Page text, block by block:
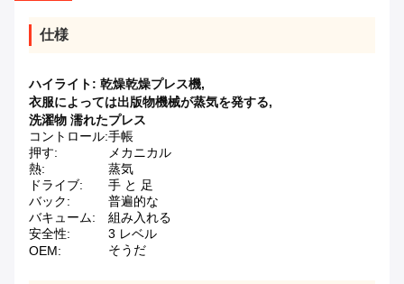
仕様
ハイライト: 乾燥乾燥プレス機,
衣服によっては出版物機械が蒸気を発する,
洗濯物 濡れたプレス
コントロール:手帳
押す:
メカニカル
熱:
蒸気
ドライブ:
手 と 足
バック:
普遍的な
バキューム:
組み入れる
安全性:
3 レベル
OEM:
そうだ